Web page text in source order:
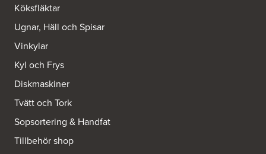
Köksfläktar
Ugnar, Häll och Spisar
Vinkylar
Kyl och Frys
Diskmaskiner
Tvätt och Tork
Sopsortering & Handfat
Tillbehör shop